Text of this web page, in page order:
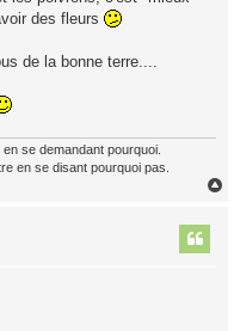
des fleurs
de la bonne terre....
se demandant pourquoi.
en se disant pourquoi pas.